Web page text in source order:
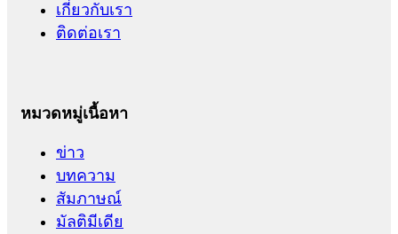
เกี่ยวกับเรา
ติดต่อเรา
หมวดหมู่เนื้อหา
ข่าว
บทความ
สัมภาษณ์
มัลติมีเดีย